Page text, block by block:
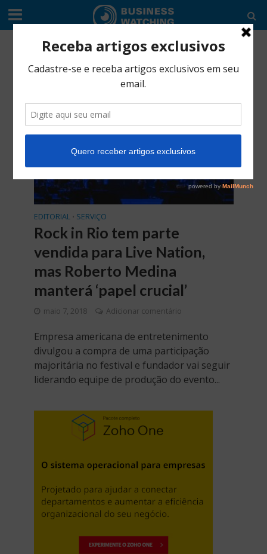
Tag - Austin City Limits
EDITORIAL • SERVIÇO
Rock in Rio tem parte
vendida para Live Nation,
mas Roberto Medina
manterá ‘papel crucial’
maio 7, 2018 Adicionar comentário
Empresa americana de entretenimento
divulgou a compra de uma participação
majoritária no festival e fundador vai seguir
liderando equipe de produção do evento...